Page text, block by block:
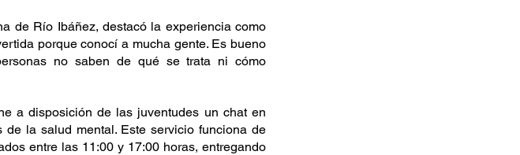
de Río Ibáñez, destacó la experiencia como
porque conocí a mucha gente. Es bueno
no saben de qué se trata ni cómo
a disposición de las juventudes un chat en
la salud mental. Este servicio funciona de
entre las 11:00 y 17:00 horas, entregando